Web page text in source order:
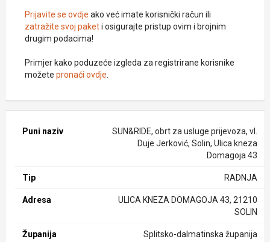
Prijavite se ovdje ako već imate korisnički račun ili
zatražite svoj paketi osigurajte pristup ovim i brojnim
drugim podacima!
Primjer kako poduzeće izgleda za registrirane korisnike
možete pronaći ovdje
Puni naziv
SUN&RIDE, obrt za usluge prijevoza, vl.
Duje Jerković, Solin, Ulica kneza
Domagoja 43
Tip RADNJA
Adresa
ULICA KNEZA DOMAGOJA 43, 21210
SOLIN
Županija Splitsko-dalmatinska županija